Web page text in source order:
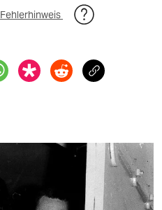
Fehlerhinweis